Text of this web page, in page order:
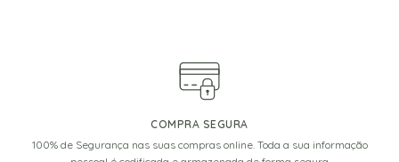
COMPRA SEGURA
100% de Segurança nas suas compras online. Toda a sua informação